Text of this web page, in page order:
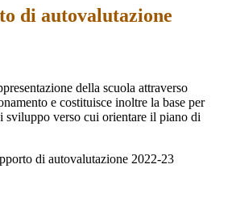
di autovalutazione
della scuola attraverso
e costituisce inoltre la base per
verso cui orientare il piano di
di autovalutazione 2022-23